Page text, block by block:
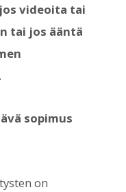
videoita tai
tai jos ääntä
.
sopimus
on